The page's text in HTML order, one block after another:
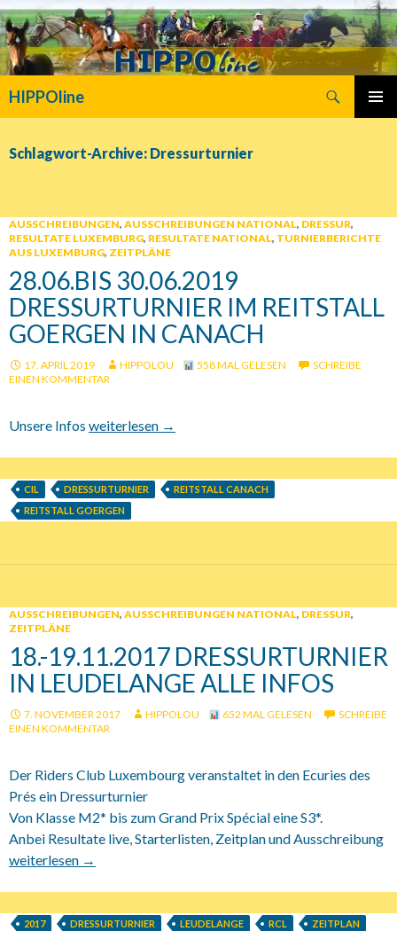
HIPPOline
INHALT
Schlagwort-Archive: Dressurturnier
AUSSCHREIBUNGEN, AUSSCHREIBUNGEN NATIONAL, DRESSUR,
RESULTATE LUXEMBURG, RESULTATE NATIONAL, TURNIERBERICHTE
AUS LUXEMBURG, ZEITPLÄNE
28.06.BIS 30.06.2019
DRESSURTURNIER IM REITSTALL
GOERGEN IN CANACH
17. APRIL 2019 HIPPOLOU 558 MAL GELESEN
SCHREIBE
EINEN KOMMENTAR
Unsere Infos 28.06.bis 30.06.2019 Dressurturnier im Reitstall
weiterlesen →
CIL DRESSURTURNIER
REITSTALL CANACH
REITSTALL GOERGEN
AUSSCHREIBUNGEN, AUSSCHREIBUNGEN NATIONAL, DRESSUR,
ZEITPLÄNE
18.-19.11.2017 DRESSURTURNIER
IN LEUDELANGE ALLE INFOS
7. NOVEMBER 2017 HIPPOLOU 652 MAL GELESEN
SCHREIBE
EINEN KOMMENTAR
Der Riders Club Luxembourg veranstaltet in den Ecuries des
Prés ein Dressurturnier
Von Klasse M2* bis zum Grand Prix Spécial eine S3*.
Anbei Resultate live, Starterlisten, Zeitplan und Ausschreibung
18.-19.11.2017 Dressurturnier in Leudelange Alle Infos
weiterlesen →
2017 DRESSURTURNIER LEUDELANGE RCL ZEITPLAN